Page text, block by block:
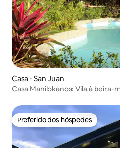
Casa ⋅ San Juan
Casa Manilokanos: Vila à beira-
Preferido dos hóspedes
Preferido dos hóspedes